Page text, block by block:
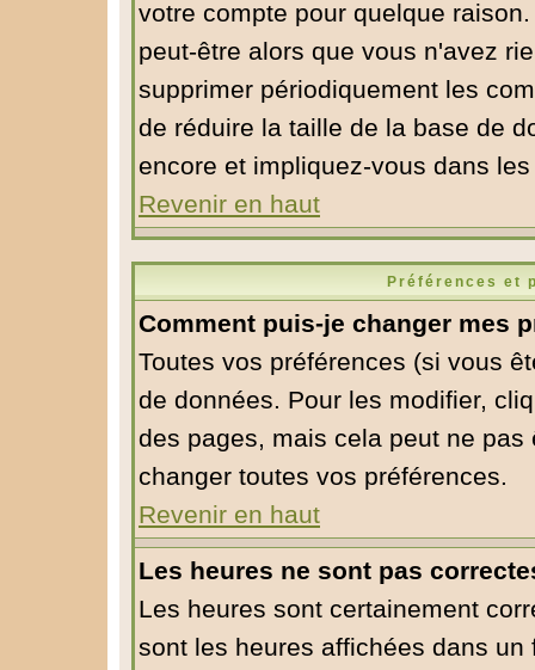
votre compte pour quelque
peut-être alors que vous n'avez
supprimer périodiquement les
de réduire la taille de la base de
encore et impliquez-vous dans
Revenir en haut
Préférences et
Comment puis-je changer mes
Toutes vos préférences (si vous
de données. Pour les modifier,
des pages, mais cela peut ne
changer toutes vos préférences.
Revenir en haut
Les heures ne sont pas
Les heures sont certainement
sont les heures affichées dans